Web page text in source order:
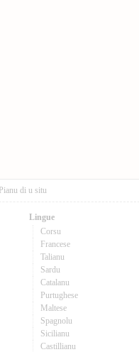
Pianu di u situ
Lingue
Corsu
Francese
Talianu
Sardu
Catalanu
Purtughese
Maltese
Spagnolu
Sicilianu
Castillianu